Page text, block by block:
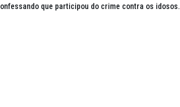
que participou do crime contra os idosos.